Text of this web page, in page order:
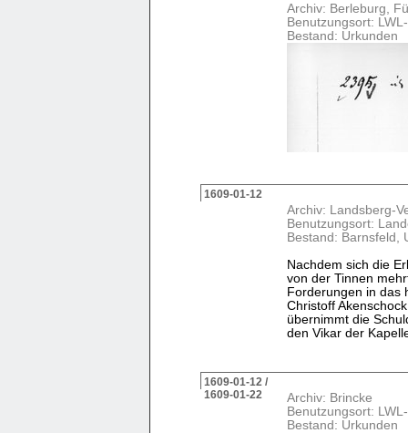
Archiv: Berleburg,
Benutzungsort:
Bestand: Urkunden
1609-01-12
Archiv: Landsberg-
Benutzungsort:
Bestand: Barnsfeld,
Nachdem sich die
von der Tinnen
Forderungen in das
Christoff
übernimmt die
den Vikar der
1609-01-12 /
1609-01-22
Archiv: Brincke
Benutzungsort:
Bestand: Urkunden